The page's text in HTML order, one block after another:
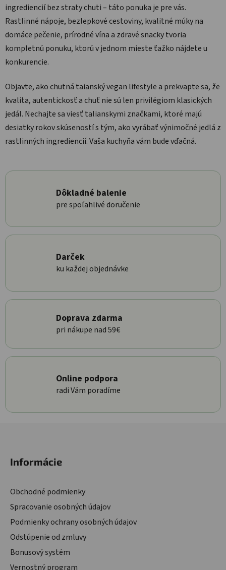
ingrediencií bez straty chuti – táto ponuka je pre vás.
Rastlinné nápoje, bezlepkové cestoviny, kvalitné múky na
domáce pečenie, prírodné vína a zdravé snacky tvoria
kompletnú ponuku, ktorú v jednom mieste ťažko nájdete u
konkurencie.
Objavte, ako chutná taianský vegan lifestyle a prekvapte sa, že
kvalita, autentickosť a chuť nie sú len privilégiom klasických
jedál. Nechajte sa viesť talianskymi značkami, ktoré majú
desiatky rokov skúseností s tým, ako vyrábať výnimočné jedlá z
rastlinných ingrediencií. Vaša kuchyňa vám bude vďačná.
Dôkladné balenie
pre spoľahlivé doručenie
Darček
ku každej objednávke
Doprava zdarma
pri nákupe nad 59€
Online podpora
radi Vám poradíme
Informácie
Obchodné podmienky
Spracovanie osobných údajov
Podmienky ochrany osobných údajov
Odstúpenie od zmluvy
Bonusový systém
Vernostný program